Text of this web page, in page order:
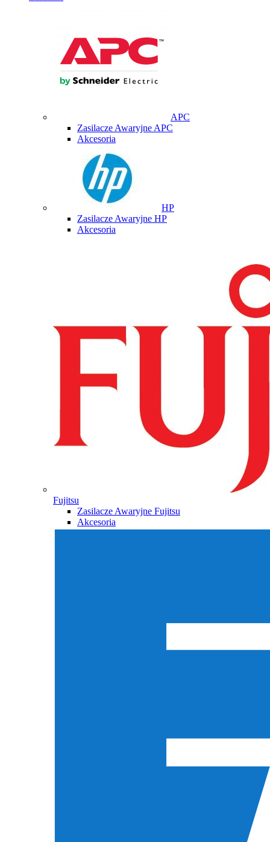
APC
Zasilacze Awaryjne APC
Akcesoria
HP
Zasilacze Awaryjne HP
Akcesoria
Fujitsu
Zasilacze Awaryjne Fujitsu
Akcesoria